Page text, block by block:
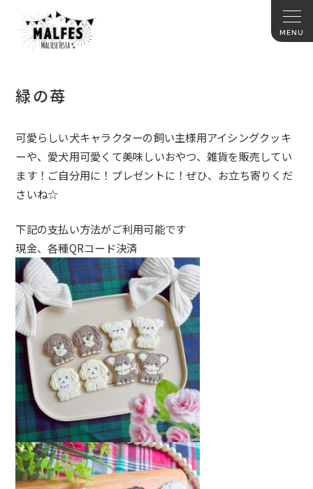
緑の苺
可愛らしい犬キャラクターの飼い主様用アイシングクッキ
ーや、愛犬用可愛くて美味しいおやつ、雑貨を販売してい
ます！ご自分用に！プレゼントに！ぜひ、お立ち寄りくだ
さいね☆
下記の支払い方法がご利用可能です
現金、各種QRコード決済